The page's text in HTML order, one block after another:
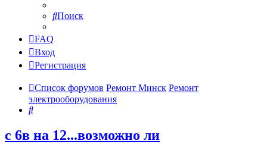
Поиск
FAQ
Вход
Регистрация
Список форумов Ремонт Минск Ремонт
электрооборудования
Поиск
с 6в на 12...возможно ли